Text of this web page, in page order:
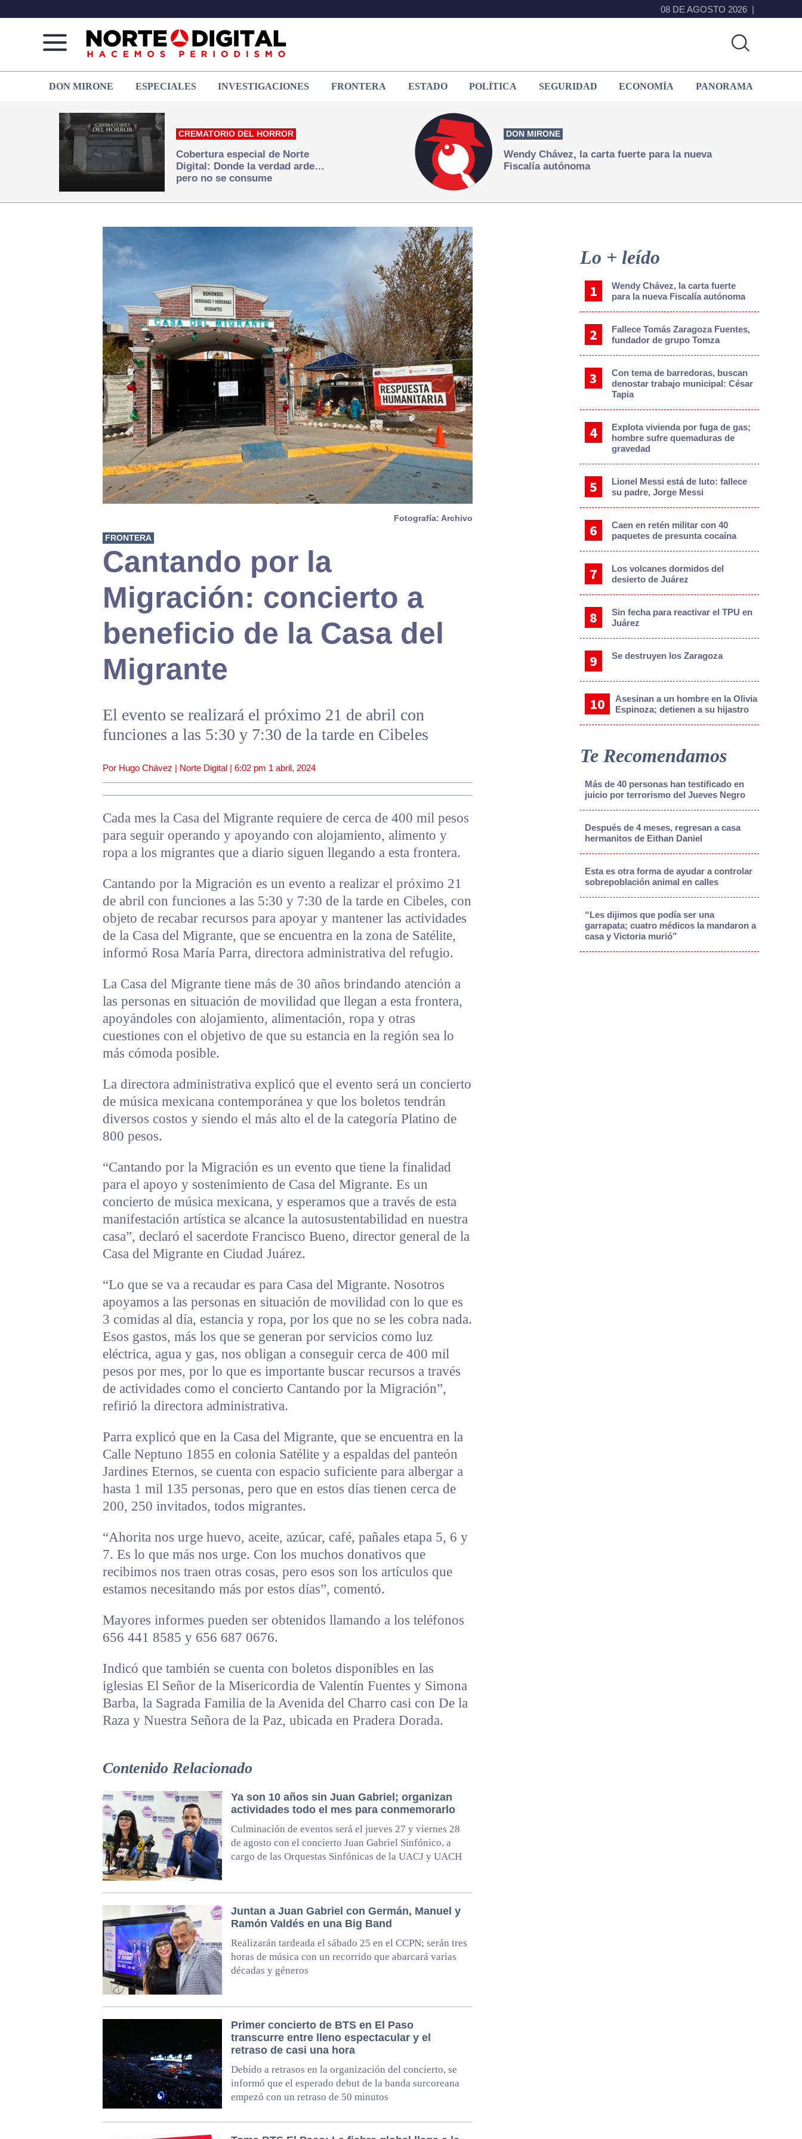
08 DE AGOSTO 2026
de
Juárez
que
hacemos periodismo
DON MIRONE ESPECIALES INVESTIGACIONES FRONTERA ESTADO POLÍTICA SEGURIDAD ECONOMÍA PANORAMA
CREMATORIO DEL HORROR
Cobertura especial de Norte
Digital: Donde la verdad arde…
pero no se consume
DON MIRONE
Wendy Chávez, la carta fuerte para la nueva
Fiscalía autónoma
Fotografía: Archivo
FRONTERA
Cantando por la
Migración: concierto a
beneficio de la Casa del
Migrante
El evento se realizará el próximo 21 de abril con
funciones a las 5:30 y 7:30 de la tarde en Cibeles
Por Hugo Chávez | Norte Digital | 6:02 pm 1 abril, 2024
Cada mes la Casa del Migrante requiere de cerca de 400 mil pesos
para seguir operando y apoyando con alojamiento, alimento y
ropa a los migrantes que a diario siguen llegando a esta frontera.
Cantando por la Migración es un evento a realizar el próximo 21
de abril con funciones a las 5:30 y 7:30 de la tarde en Cibeles, con
objeto de recabar recursos para apoyar y mantener las actividades
de la Casa del Migrante, que se encuentra en la zona de Satélite,
informó Rosa María Parra, directora administrativa del refugio.
La Casa del Migrante tiene más de 30 años brindando atención a
las personas en situación de movilidad que llegan a esta frontera,
apoyándoles con alojamiento, alimentación, ropa y otras
cuestiones con el objetivo de que su estancia en la región sea lo
más cómoda posible.
La directora administrativa explicó que el evento será un concierto
de música mexicana contemporánea y que los boletos tendrán
diversos costos y siendo el más alto el de la categoría Platino de
800 pesos.
“Cantando por la Migración es un evento que tiene la finalidad
para el apoyo y sostenimiento de Casa del Migrante. Es un
concierto de música mexicana, y esperamos que a través de esta
manifestación artística se alcance la autosustentabilidad en nuestra
casa”, declaró el sacerdote Francisco Bueno, director general de la
Casa del Migrante en Ciudad Juárez.
“Lo que se va a recaudar es para Casa del Migrante. Nosotros
apoyamos a las personas en situación de movilidad con lo que es
3 comidas al día, estancia y ropa, por los que no se les cobra nada.
Esos gastos, más los que se generan por servicios como luz
eléctrica, agua y gas, nos obligan a conseguir cerca de 400 mil
pesos por mes, por lo que es importante buscar recursos a través
de actividades como el concierto Cantando por la Migración”,
refirió la directora administrativa.
Parra explicó que en la Casa del Migrante, que se encuentra en la
Calle Neptuno 1855 en colonia Satélite y a espaldas del panteón
Jardines Eternos, se cuenta con espacio suficiente para albergar a
hasta 1 mil 135 personas, pero que en estos días tienen cerca de
200, 250 invitados, todos migrantes.
“Ahorita nos urge huevo, aceite, azúcar, café, pañales etapa 5, 6 y
7. Es lo que más nos urge. Con los muchos donativos que
recibimos nos traen otras cosas, pero esos son los artículos que
estamos necesitando más por estos días”, comentó.
Mayores informes pueden ser obtenidos llamando a los teléfonos
656 441 8585 y 656 687 0676.
Indicó que también se cuenta con boletos disponibles en las
iglesias El Señor de la Misericordia de Valentín Fuentes y Simona
Barba, la Sagrada Familia de la Avenida del Charro casi con De la
Raza y Nuestra Señora de la Paz, ubicada en Pradera Dorada.
Contenido Relacionado
Ya son 10 años sin Juan Gabriel; organizan
actividades todo el mes para conmemorarlo
Culminación de eventos será el jueves 27 y viernes 28
de agosto con el concierto Juan Gabriel Sinfónico, a
cargo de las Orquestas Sinfónicas de la UACJ y UACH
Juntan a Juan Gabriel con Germán, Manuel y
Ramón Valdés en una Big Band
Realizarán tardeada el sábado 25 en el CCPN; serán tres
horas de música con un recorrido que abarcará varias
décadas y géneros
Primer concierto de BTS en El Paso
transcurre entre lleno espectacular y el
retraso de casi una hora
Debido a retrasos en la organización del concierto, se
informó que el esperado debut de la banda surcoreana
empezó con un retraso de 50 minutos
Sidebar
Lo + leído
Wendy Chávez, la carta fuerte
para la nueva Fiscalía autónoma
Fallece Tomás Zaragoza Fuentes,
fundador de grupo Tomza
Con tema de barredoras, buscan
denostar trabajo municipal: César
Tapia
Explota vivienda por fuga de gas;
hombre sufre quemaduras de
gravedad
Lionel Messi está de luto: fallece
su padre, Jorge Messi
Caen en retén militar con 40
paquetes de presunta cocaína
Los volcanes dormidos del
desierto de Juárez
Sin fecha para reactivar el TPU en
Juárez
Se destruyen los Zaragoza
Asesinan a un hombre en la Olivia
Espinoza; detienen a su hijastro
Te Recomendamos
Más de 40 personas han testificado en
juicio por terrorismo del Jueves Negro
Después de 4 meses, regresan a casa
hermanitos de Eithan Daniel
Esta es otra forma de ayudar a controlar
sobrepoblación animal en calles
“Les dijimos que podía ser una
garrapata; cuatro médicos la mandaron a
casa y Victoria murió”